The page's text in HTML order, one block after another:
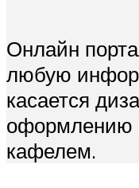
Онлайн
любую
касается
оформлению
кафелем.